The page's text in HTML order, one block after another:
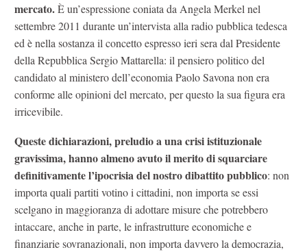
mercato.È un’espressione coniata da Angela Merkel nel
settembre 2011 durante un’intervista alla radio pubblica tedesca
ed è nella sostanza il concetto espresso ieri sera dal Presidente
della Repubblica Sergio Mattarella: il pensiero politico del
candidato al ministero dell’economia Paolo Savona non era
conforme alle opinioni del mercato, per questo la sua figura era
irricevibile.
Queste dichiarazioni, preludio a una crisi istituzionale
gravissima, hanno almeno avuto il merito di squarciare
definitivamente l’ipocrisia del nostro dibattito pubblico: non
importa quali partiti votino i cittadini, non importa se essi
scelgano in maggioranza di adottare misure che potrebbero
intaccare, anche in parte, le infrastrutture economiche e
finanziarie sovranazionali, non importa davvero la democrazia,